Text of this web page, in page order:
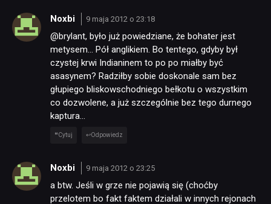
Noxbi 9 maja 2012 o 23:18
@brylant, było już powiedziane, że bohater jest
metysem… Pół anglikiem. Bo tentego, gdyby był
czystej krwi Indianinem to po po miałby być
asasynem? Radziłby sobie doskonale sam bez
głupiego bliskowschodniego bełkotu o wszystkim
co dozwolene, a już szczególnie bez tego durnego
kaptura…
Cytuj Odpowiedz
Noxbi 9 maja 2012 o 23:25
a btw. Jeśli w grze nie pojawią się (choćby
przelotem bo fakt faktem działali w innych rejonach